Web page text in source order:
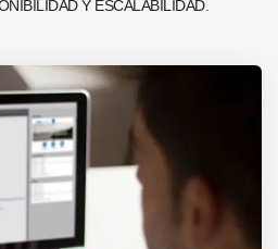
Y ESCALABILIDAD.